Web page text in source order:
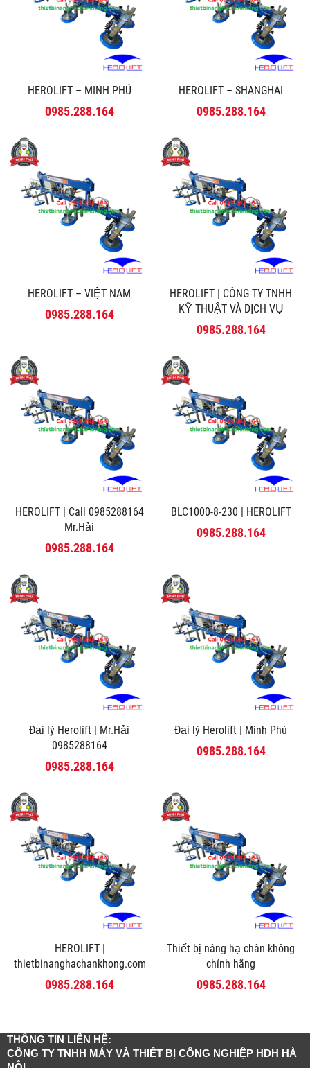
HEROLIFT – MINH PHÚ
0985.288.164
HEROLIFT – SHANGHAI
0985.288.164
HEROLIFT – VIỆT NAM
0985.288.164
HEROLIFT | CÔNG TY TNHH
KỸ THUẬT VÀ DỊCH VỤ
MINH PHÚ
0985.288.164
HEROLIFT | Call 0985288164
Mr.Hải
0985.288.164
BLC1000-8-230 | HEROLIFT
0985.288.164
Đại lý Herolift | Mr.Hải
0985288164
0985.288.164
Đại lý Herolift | Minh Phú
0985.288.164
HEROLIFT |
thietbinanghachankhong.com
0985.288.164
Thiết bị nâng hạ chân không
chính hãng
0985.288.164
THÔNG TIN LIÊN HỆ:
CÔNG TY TNHH MÁY VÀ THIẾT BỊ CÔNG NGHIỆP HDH HÀ